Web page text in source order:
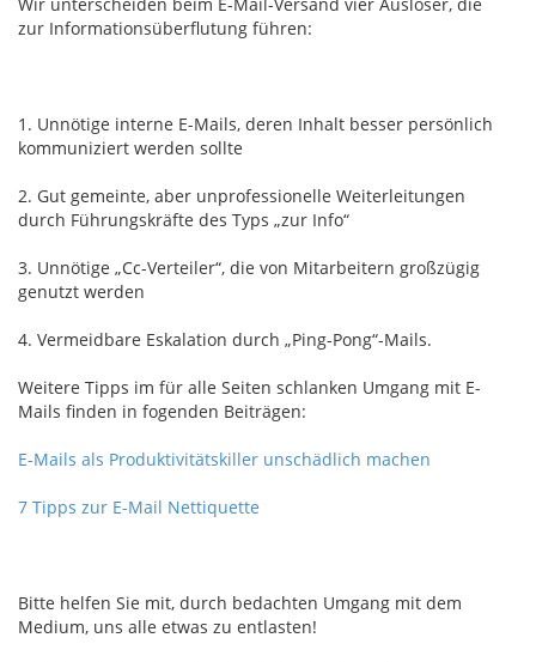
zur Informationsüberflutung führen:
1. Unnötige interne E-Mails, deren Inhalt besser persönlich
kommuniziert werden sollte
2. Gut gemeinte, aber unprofessionelle Weiterleitungen
durch Führungskräfte des Typs „zur Info“
3. Unnötige „Cc-Verteiler“, die von Mitarbeitern großzügig
genutzt werden
4. Vermeidbare Eskalation durch „Ping-Pong“-Mails.
Weitere Tipps im für alle Seiten schlanken Umgang mit E-
Mails finden in fogenden Beiträgen:
E-Mails als Produktivitätskiller unschädlich machen
7 Tipps zur E-Mail Nettiquette
Bitte helfen Sie mit, durch bedachten Umgang mit dem
Medium, uns alle etwas zu entlasten!